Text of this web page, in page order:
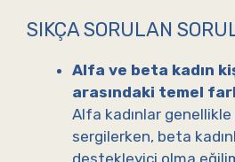
SIKÇA SORULAN
Alfa ve beta kadın
arasındaki temel
Alfa kadınlar
sergilerken, beta
destekleyici olma